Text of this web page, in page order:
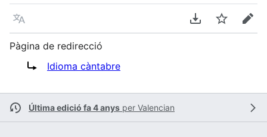
Llegir en un atre idioma Descarregar en
Vigilar
Pàgina de redirecció
Redirigix a:Idioma càntabre
Última edició fa 4 anys per Valencian